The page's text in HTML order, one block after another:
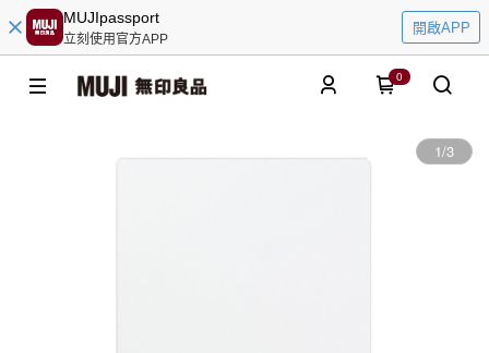
MUJIpassport
立刻使用官方APP
開啟APP
0
1/3